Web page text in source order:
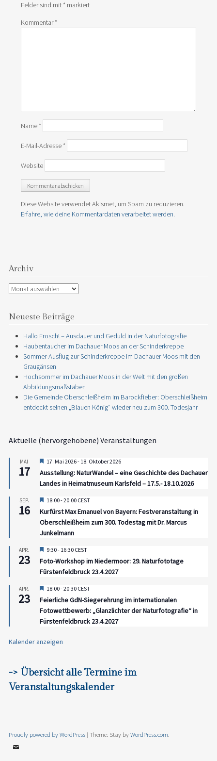
Felder sind mit*markiert
Kommentar*
Name*
E-Mail-Adresse*
Website
Diese Website verwendet Akismet, um Spam zu reduzieren.
Erfahre, wie deine Kommentardaten verarbeitet werden.
Archiv
Archiv
Neueste Beiträge
Hallo Frosch! – Ausdauer und Geduld in der Naturfotografie
Haubentaucher im Dachauer Moos an der Schinderkreppe
Sommer-Ausflug zur Schinderkreppe im Dachauer Moos mit den
Graugänsen
Hochsommer im Dachauer Moos in der Welt mit den großen
Abbildungsmaßstäben
Die Gemeinde Oberschleißheim im Barockfieber: Oberschleißheim
entdeckt seinen „Blauen König“ wieder neu zum 300. Todesjahr
Aktuelle (hervorgehobene) Veranstaltungen
MAI
17
Hervorgehoben
17. Mai 2026- 18. Oktober 2026
Ausstellung: NaturWandel – eine Geschichte des Dachauer
Landes in Heimatmuseum Karlsfeld – 17.5.- 18.10.2026
SEP.
16
Hervorgehoben
18:00-20:00 CEST
Kurfürst Max Emanuel von Bayern: Festveranstaltung in
Oberschleißheim zum 300. Todestag mit Dr. Marcus
Junkelmann
APR.
23
Hervorgehoben
9:30- 16:30 CEST
Foto-Workshop im Niedermoor: 29. Naturfototage
Fürstenfeldbruck 23.4.2027
APR.
23
Hervorgehoben
18:00-20:30 CEST
Feierliche GdN-Siegerehrung im internationalen
Fotowettbewerb: „Glanzlichter der Naturfotografie“ in
Fürstenfeldbruck 23.4.2027
Kalender anzeigen
-> Übersicht alle Termine im
Veranstaltungskalender
Proudly powered by WordPress | Theme: Stay byWordPress.com